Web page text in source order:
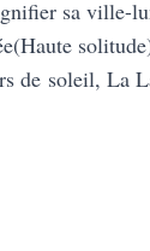
sa ville-
de soleil, La